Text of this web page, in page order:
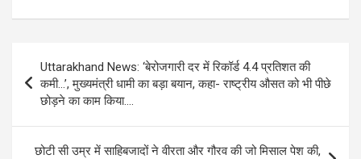
ce
o
o
k
se
g
er
at
A
p
p
e
gr
a
ail py
Li
n
ar
e
navigation
Uttarakhand News: ‘बेरोजगारी दर में रिकॉर्ड 4.4 प्रतिशत की
कमी…’, मुख्यमंत्री धामी का बड़ा बयान, कहा- राष्ट्रीय औसत को भी पीछे
छोड़ने का काम किया….
छोटी सी उम्र में साहिबजादों ने वीरता और गौरव की जो मिसाल पेश की,